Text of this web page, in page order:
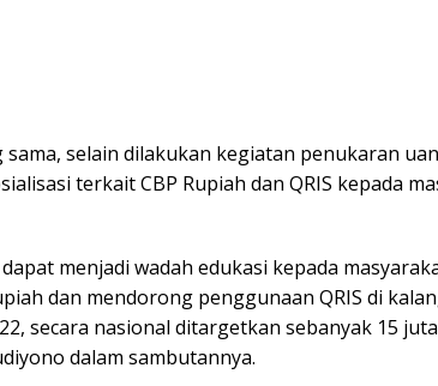
sama, selain dilakukan kegiatan penukaran
terkait CBP Rupiah dan QRIS kepada
menjadi wadah edukasi kepada
dan mendorong penggunaan QRIS di
secara nasional ditargetkan sebanyak 15
dalam sambutannya.